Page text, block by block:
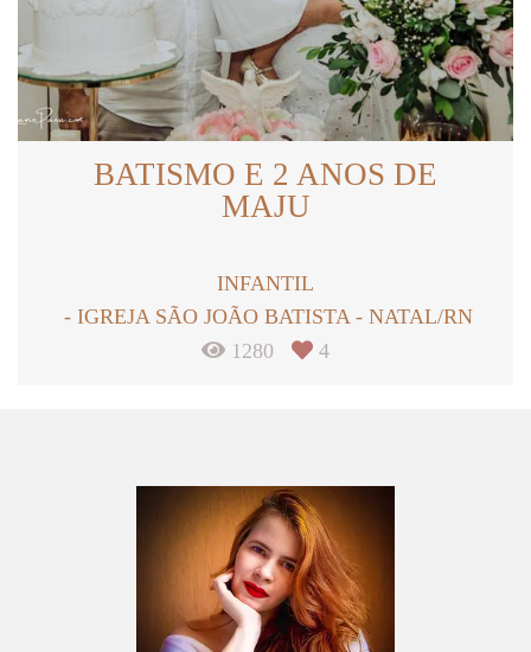
BATISMO E 2 ANOS DE
MAJU
INFANTIL
IGREJA SÃO JOÃO BATISTA - NATAL/RN
1280
4